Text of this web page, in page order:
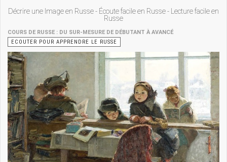
Décrire une Image en Russe - Écoute facile en Russe - Lecture facile en
Russe
COURS DE RUSSE : DU SUR-MESURE DE DÉBUTANT À AVANCÉ
ECOUTER POUR APPRENDRE LE RUSSE